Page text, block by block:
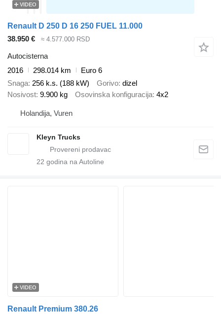
VIDEO
Renault D 250 D 16 250 FUEL 11.000
38.950 €
≈ 4.577.000 RSD
Autocisterna
2016
298.014 km
Euro 6
Snaga 256 k.s. (188 kW) Gorivo dizel
Nosivost 9.900 kg Osovinska konfiguracija 4x2
Holandija, Vuren
Kleyn Trucks
22 godina na Autoline
VIDEO
Renault Premium 380.26